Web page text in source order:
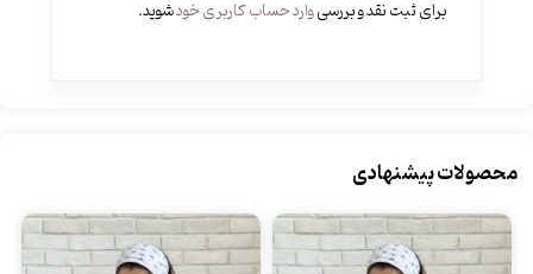
برای ثبت نقد و بررسیوارد حساب کاربری خودشوید.
محصولات پیشنهادی